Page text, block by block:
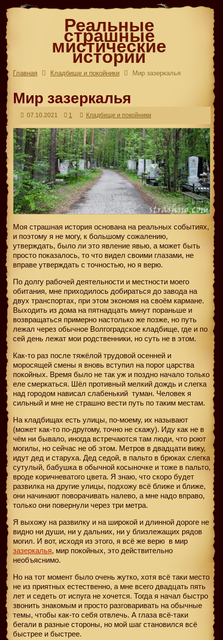
Реальные
страшные
мистические
истории
Главная Кладбище и покойники Мир зазеркалья
Мир зазеркалья
07.10.2021 1 Кладбище и покойники
Моя страшная история основана на реальных событиях,
и поэтому я не могу, к большому сожалению,
утверждать, было ли это явление явью, а может быть
просто показалось, то что видел своими глазами, не
вправе утверждать с точностью, но я верю.
По долгу рабочей деятельности и местности моего
обитания, мне приходилось добираться до завода на
двух транспортах, при этом экономя на своём кармане.
Выходить из дома на пятнадцать минут пораньше и
возвращаться примерно настолько же позже, но путь
лежал через обычное Волгоградское кладбище, где и по
сей день лежат мои родственники, но суть не в этом.
Как-то раз после тяжёлой трудовой осенней и
моросящей смены я вновь вступил на порог царства
покойных. Время было не так уж и поздно начало только
еле смеркаться. Шёл противный мелкий дождь и слегка
над городом нависал слабенький туман. Человек я
сильный и мне не страшно вести путь по таким местам.
На кладбищах есть улицы, по-моему, их называют
(может как-то по-другому, точно не скажу). Иду как не в
чём ни бывало, иногда встречаются там люди, что роют
могилы, но сейчас не об этом. Метров в двадцати вижу,
идут дед и старуха. Дед седой, в пальто в брюках слегка
сутулый, бабушка в обычной косыночке и тоже в пальто,
вроде коричневатого цвета. Я знаю, что скоро будет
развилка на другие улицы, подхожу всё ближе и ближе,
они начинают поворачивать налево, а мне надо вправо,
только они повернули через три метра.
Я выхожу на развилку и на широкой и длинной дороге не
видно ни души, ни у дальних, ни у близлежащих рядов
могил. И вот, исходя из этого, я всё же верю в мир
зазеркалья, мир покойных, это действительно
необъяснимо.
Но на тот момент было очень жутко, хотя всё таки место
не из приятных естественно, а мне всего двадцать пять
лет и седеть от испуга не хочется. Тогда я начал быстро
звонить знакомым и просто разговаривать на обычные
темы, чтобы как-то себя отвлечь. А глаза всё-таки
бегали в разные стороны, но мой шаг становился всё
быстрее и быстрее.